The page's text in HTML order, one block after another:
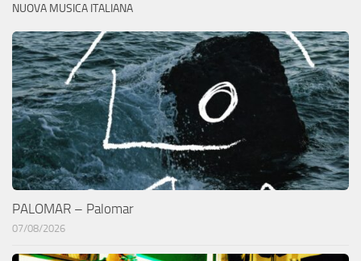
NUOVA MUSICA ITALIANA
PALOMAR – Palomar
07/08/2026